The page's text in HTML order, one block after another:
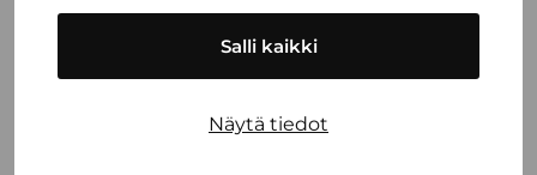
Salli kaikki
Näytä tiedot
UUTUUS: Kia PV5 Tamlans MEGA -
esteetön matalalattiataksi
15.5.2026
Tamlans Ford -kevätkiertue 2026